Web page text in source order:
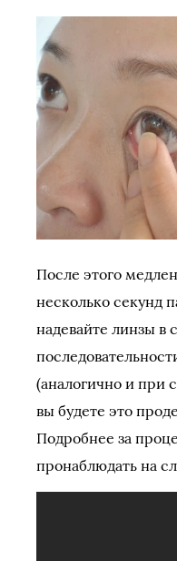
После этого
несколько секунд
надевайте линзы в
(аналогично и при
вы будете это
Подробнее за
пронаблюдать на